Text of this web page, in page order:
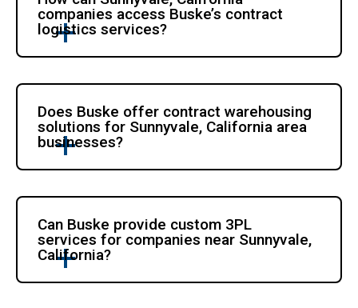
companies access Buske’s contract
logistics services?
Does Buske offer contract warehousing
solutions for Sunnyvale, California area
businesses?
Can Buske provide custom 3PL
services for companies near Sunnyvale,
California?